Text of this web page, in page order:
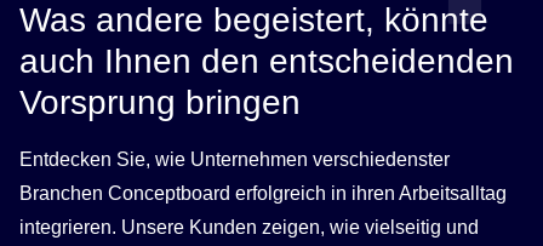
Was andere begeistert, könnte
auch Ihnen den entscheidenden
Vorsprung bringen
Entdecken Sie, wie Unternehmen verschiedenster
Branchen Conceptboard erfolgreich in ihren Arbeitsalltag
integrieren. Unsere Kunden zeigen, wie vielseitig und